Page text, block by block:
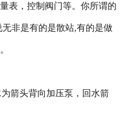
表，控制阀门等。你所谓的
非是有的是散站,有的是做
箭头背向加压泵，回水箭